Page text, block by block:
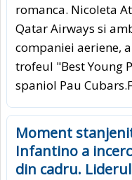
romanca. Nicoleta
Qatar Airways si
companiei aeriene,
trofeul "Best Young
spaniol Pau
Moment
Infantino a
din cadru.